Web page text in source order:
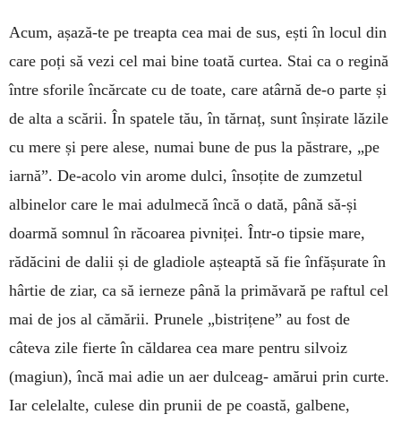
Acum, așază-te pe treapta cea mai de sus, ești în locul din
care poți să vezi cel mai bine toată curtea. Stai ca o regină
între sforile încărcate cu de toate, care atârnă de-o parte și
de alta a scării. În spatele tău, în tărnaț, sunt înșirate lăzile
cu mere și pere alese, numai bune de pus la păstrare, „pe
iarnă”. De-acolo vin arome dulci, însoțite de zumzetul
albinelor care le mai adulmecă încă o dată, până să-și
doarmă somnul în răcoarea pivniței. Într-o tipsie mare,
rădăcini de dalii și de gladiole așteaptă să fie înfășurate în
hârtie de ziar, ca să ierneze până la primăvară pe raftul cel
mai de jos al cămării. Prunele „bistrițene” au fost de
câteva zile fierte în căldarea cea mare pentru silvoiz
(magiun), încă mai adie un aer dulceag- amărui prin curte.
Iar celelalte, culese din prunii de pe coastă, galbene,